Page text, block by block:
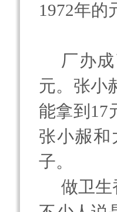
1972年的
厂办
元。张小
能拿到 17
张小赧和
子。
做卫生